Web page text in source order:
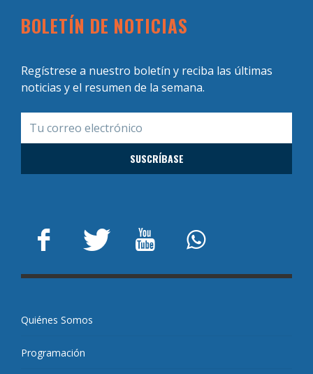
BOLETÍN DE NOTICIAS
Regístrese a nuestro boletín y reciba las últimas
noticias y el resumen de la semana.
Quiénes Somos
Programación